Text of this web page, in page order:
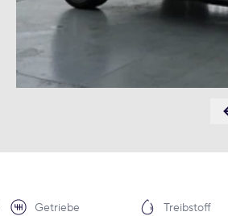
Getriebe Treibstoff